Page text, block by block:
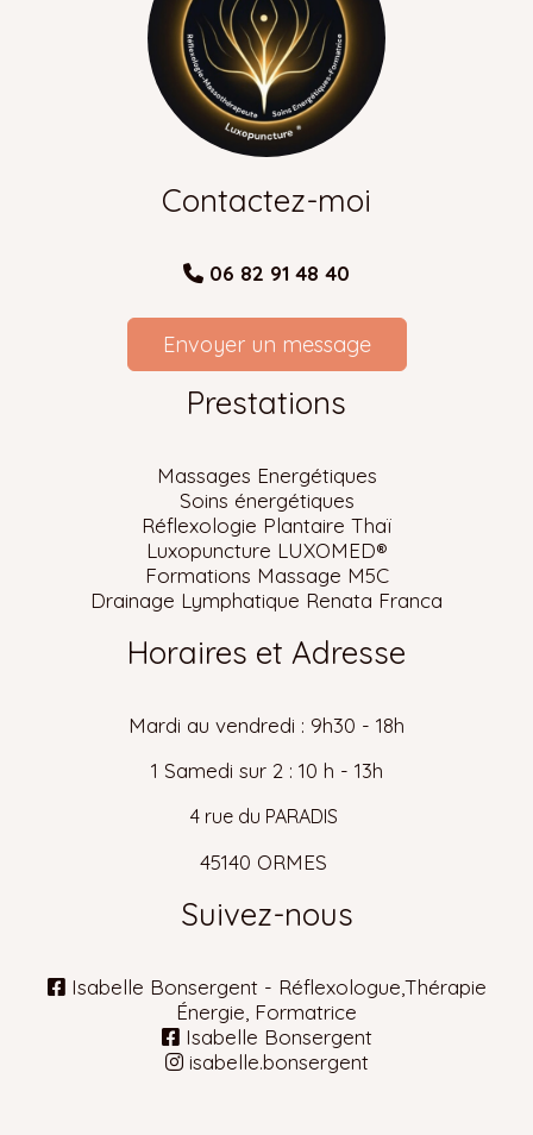
Contactez-moi
 06 82 91 48 40
Envoyer un message
Prestations
Massages Energétiques
Soins énergétiques
Réflexologie Plantaire Thaï
Luxopuncture LUXOMED®
Formations Massage M5C
Drainage Lymphatique Renata Franca
Horaires et Adresse
Mardi au vendredi : 9h30 - 18h
1 Samedi sur 2 : 10 h - 13h
4 rue du PARADIS
45140 ORMES
Suivez-nous
 Isabelle Bonsergent - Réflexologue,Thérapie
Énergie, Formatrice
 Isabelle Bonsergent
isabelle.bonsergent